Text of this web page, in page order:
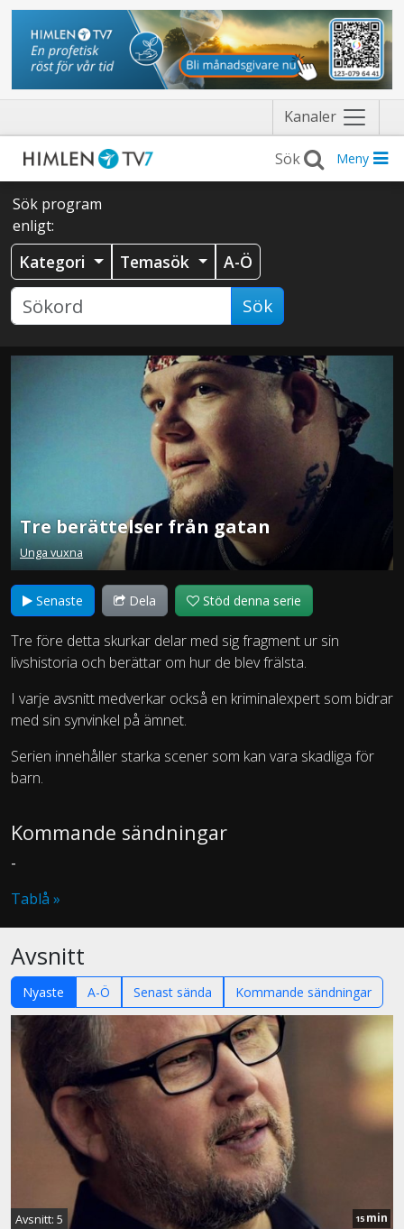
Kanaler Näytä
valikko
Meny
Sök program
enligt:
Kategori Temasök A-Ö
Sök
Tre berättelser från gatan
Unga vuxna
Senaste Dela Stöd denna serie
Tre före detta skurkar delar med sig fragment ur sin
livshistoria och berättar om hur de blev frälsta.
I varje avsnitt medverkar också en kriminalexpert som bidrar
med sin synvinkel på ämnet.
Serien innehåller starka scener som kan vara skadliga för
barn.
Kommande sändningar
-
Tablå »
Avsnitt
Nyaste A-Ö Senast sända Kommande sändningar
Avsnitt: 5 15 min